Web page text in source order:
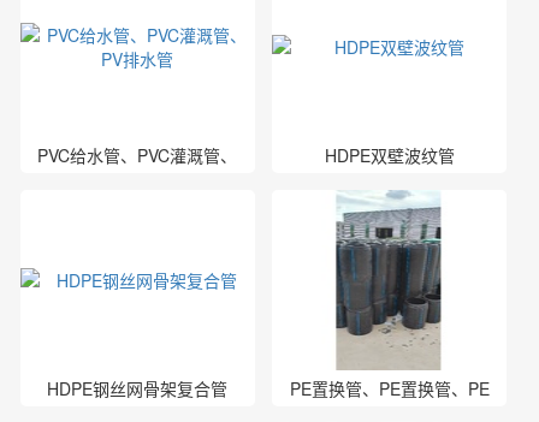
PVC给水管、PVC灌溉管、
HDPE双壁波纹管
HDPE钢丝网骨架复合管
PE置换管、PE置换管、PE